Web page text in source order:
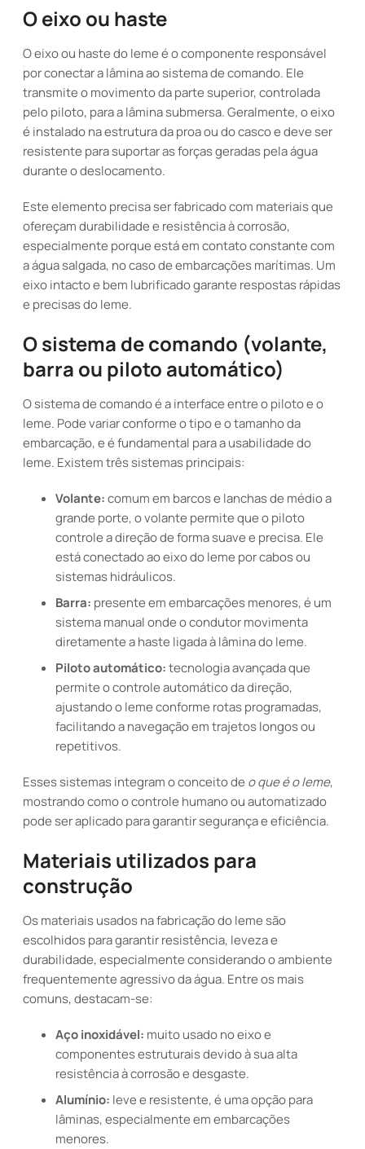
O eixo ou haste
O eixo ou haste do leme é o componente responsável
por conectar a lâmina ao sistema de comando. Ele
transmite o movimento da parte superior, controlada
pelo piloto, para a lâmina submersa. Geralmente, o eixo
é instalado na estrutura da proa ou do casco e deve ser
resistente para suportar as forças geradas pela água
durante o deslocamento.
Este elemento precisa ser fabricado com materiais que
ofereçam durabilidade e resistência à corrosão,
especialmente porque está em contato constante com
a água salgada, no caso de embarcações marítimas. Um
eixo intacto e bem lubrificado garante respostas rápidas
e precisas do leme.
O sistema de comando (volante,
barra ou piloto automático)
O sistema de comando é a interface entre o piloto e o
leme. Pode variar conforme o tipo e o tamanho da
embarcação, e é fundamental para a usabilidade do
leme. Existem três sistemas principais:
Volante:comum em barcos e lanchas de médio a
grande porte, o volante permite que o piloto
controle a direção de forma suave e precisa. Ele
está conectado ao eixo do leme por cabos ou
sistemas hidráulicos.
Barra: presente em embarcações menores, é um
sistema manual onde o condutor movimenta
diretamente a haste ligada à lâmina do leme.
Piloto automático:tecnologia avançada que
permite o controle automático da direção,
ajustando o leme conforme rotas programadas,
facilitando a navegação em trajetos longos ou
repetitivos.
Esses sistemas integram o conceito de o que é o leme,
mostrando como o controle humano ou automatizado
pode ser aplicado para garantir segurança e eficiência.
Materiais utilizados para
construção
Os materiais usados na fabricação do leme são
escolhidos para garantir resistência, leveza e
durabilidade, especialmente considerando o ambiente
frequentemente agressivo da água. Entre os mais
comuns, destacam-se:
Aço inoxidável: muito usado no eixo e
componentes estruturais devido à sua alta
resistência à corrosão e desgaste.
Alumínio: leve e resistente, é uma opção para
lâminas, especialmente em embarcações
menores.